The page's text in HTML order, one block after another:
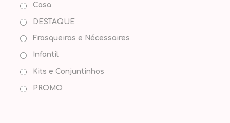
Casa
DESTAQUE
Frasqueiras e Nécessaires
Infantil
Kits e Conjuntinhos
PROMO